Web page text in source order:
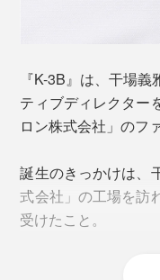
ふわっと空気を含ん
ステルで中と外から
このバランスこそ、
理由。
和紙×ポリエステル
ても、ヨレヨレに
て。
『K-3B』は、干場
ティブディレクター
ロン株式会社」のフ
誕生のきっかけは、
式会社」の工場を訪
受けたこと。